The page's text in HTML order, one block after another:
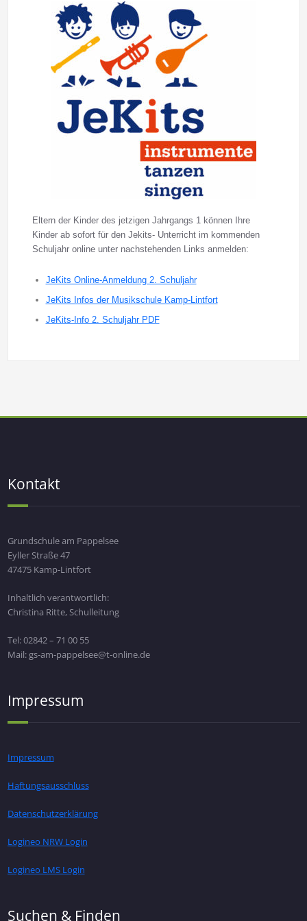
Eltern der Kinder des jetzigen Jahrgangs 1 können Ihre
Kinder ab sofort für den Jekits- Unterricht im kommenden
Schuljahr online unter nachstehenden Links anmelden:
JeKits Online-Anmeldung 2. Schuljahr
JeKits Infos der Musikschule Kamp-Lintfort
JeKits-Info 2. Schuljahr PDF
Kontakt
Grundschule am Pappelsee
Eyller Straße 47
47475 Kamp-Lintfort
Inhaltlich verantwortlich:
Christina Ritte, Schulleitung
Tel: 02842 – 71 00 55
Mail: gs-am-pappelsee@t-online.de
Impressum
Impressum
Haftungsausschluss
Datenschutzerklärung
Logineo NRW Login
Logineo LMS Login
Suchen & Finden